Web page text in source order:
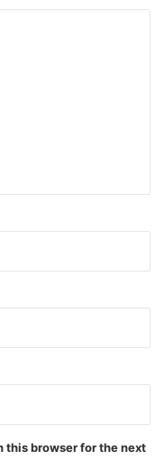
this browser for the next